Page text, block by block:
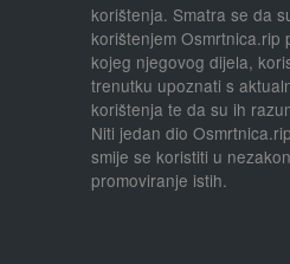
korištenja. Smatra se da
korištenjem Osmrtnica.rip
kojeg njegovog dijela,
trenutku upoznati s
korištenja te da su ih
Niti jedan dio
smije se koristiti u
promoviranje istih.